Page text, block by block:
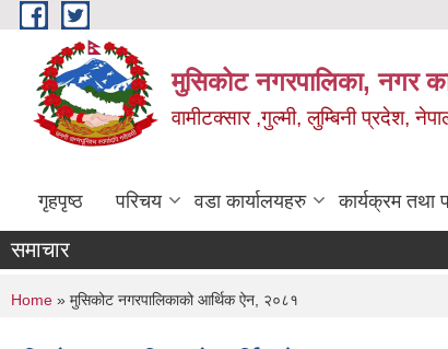
Skip to main content
मुसिकोट नगरपालिका, नगर
वामीटक्सार ,गुल्मी, लुम्बिनी प्रदेश,
गृहपृष्ठ परिचय वडा कार्यालयहरु कार्यक्रम तथा
समाचार
You are here
Home » मुसिकोट नगरपालिकाको आर्थिक ऐन, २०८१